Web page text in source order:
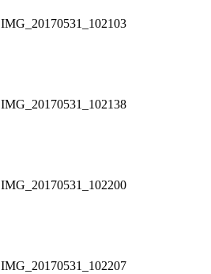
IMG_20170531_102103
IMG_20170531_102138
IMG_20170531_102200
IMG_20170531_102207